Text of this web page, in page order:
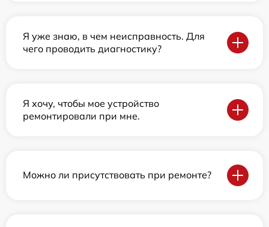
Я уже знаю, в чем неисправность. Для
чего проводить диагностику?
Я хочу, чтобы мое устройство
ремонтировали при мне.
Можно ли присутствовать при ремонте?